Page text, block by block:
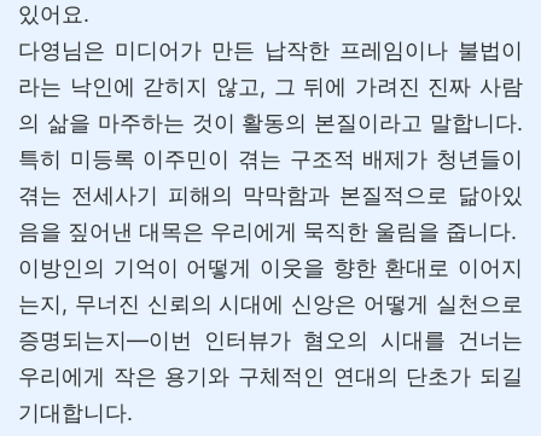
있어요.
다영님은 미디어가 만든 납작한 프레임이나 불법이
라는 낙인에 갇히지 않고, 그 뒤에 가려진 진짜 사람
의 삶을 마주하는 것이 활동의 본질이라고 말합니다.
특히 미등록 이주민이 겪는 구조적 배제가 청년들이
겪는 전세사기 피해의 막막함과 본질적으로 닮아있
음을 짚어낸 대목은 우리에게 묵직한 울림을 줍니다.
이방인의 기억이 어떻게 이웃을 향한 환대로 이어지
는지, 무너진 신뢰의 시대에 신앙은 어떻게 실천으로
증명되는지—이번 인터뷰가 혐오의 시대를 건너는
우리에게 작은 용기와 구체적인 연대의 단초가 되길
기대합니다.